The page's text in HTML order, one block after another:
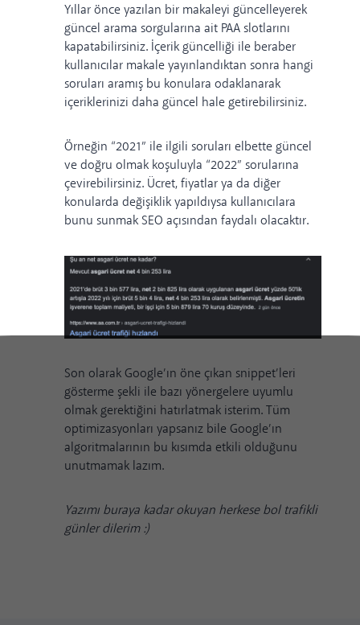
Yıllar önceyazılan bir makaleyi güncelleyerek
güncel arama sorgularına ait PAA slotlarını
kapatabilirsiniz. İçerik güncelliği ile beraber
kullanıcılar makale yayınlandıktan sonra hangi
soruları aramış bu konulara odaklanarak
içeriklerinizi daha güncel hale getirebilirsiniz.
Örneğin “2021” ile ilgili soruları elbette güncel
ve doğru olmak koşuluyla “2022” sorularına
çevirebilirsiniz. Ücret, fiyatlar ya da diğer
konularda değişiklik yapıldıysa kullanıcılara
bunu sunmak SEO açısından faydalı olacaktır.
Son olarak Google’ın öne çıkan snippet’leri
gösterme şekli ile bazı yönergelere uyumlu
olmak gerektiğini hatırlatmak isterim. Tüm
optimizasyonları yapsanız bile Google’ın
algoritmalarının bu kısımda etkili olduğunu
unutmamak lazım.
Yazımı buraya kadar okuyan herkese bol trafikli
günler dilerim :)